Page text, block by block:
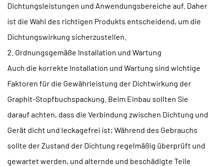
Dichtungsleistungen und Anwendungsbereiche auf. Daher
ist die Wahl des richtigen Produkts entscheidend, um die
Dichtungswirkung sicherzustellen.
2. Ordnungsgemäße Installation und Wartung
Auch die korrekte Installation und Wartung sind wichtige
Faktoren für die Gewährleistung der Dichtwirkung der
Graphit-Stopfbuchspackung. Beim Einbau sollten Sie
darauf achten, dass die Verbindung zwischen Dichtung und
Gerät dicht und leckagefrei ist; Während des Gebrauchs
sollte der Zustand der Dichtung regelmäßig überprüft und
gewartet werden, und alternde und beschädigte Teile